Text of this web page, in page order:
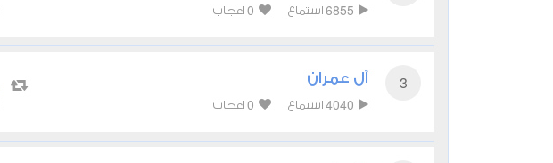
6855 استماع 0 اعجاب
3 آل عمران
4040 استماع 0 اعجاب